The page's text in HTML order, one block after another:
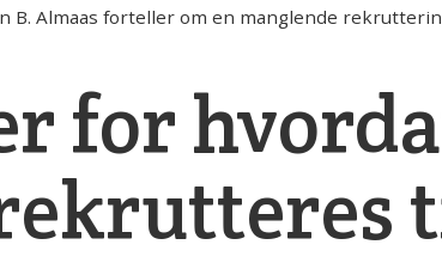
B. Almaas forteller om en manglende
for